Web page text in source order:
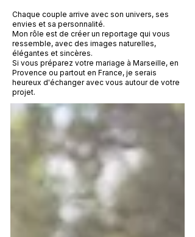
Chaque couple arrive avec son univers, ses
envies et sa personnalité.
Mon rôle est de créer un reportage qui vous
ressemble, avec des images naturelles,
élégantes et sincères.
Si vous préparez votre mariage à Marseille, en
Provence ou partout en France, je serais
heureux d'échanger avec vous autour de votre
projet.